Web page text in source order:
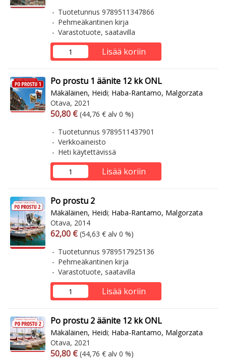
Tuotetunnus 9789511347866
Pehmeäkantinen kirja
Varastotuote, saatavilla
Lisää koriin
Po prostu 1 äänite 12 kk ONL
Mäkäläinen, Heidi; Haba-Rantamo, Malgorzata
Otava, 2021
Arvonlisäverollinen hinta
50,80 € Arvonlisäveroton hinta
(44,76 € alv 0 %)
Tuotetunnus 9789511437901
Verkkoaineisto
Heti käytettävissä
Lisää koriin
Po prostu 2
Mäkäläinen, Heidi; Haba-Rantamo, Malgorzata
Otava, 2014
Arvonlisäverollinen hinta
62,00 € Arvonlisäveroton hinta
(54,63 € alv 0 %)
Tuotetunnus 9789517925136
Pehmeäkantinen kirja
Varastotuote, saatavilla
Lisää koriin
Po prostu 2 äänite 12 kk ONL
Mäkäläinen, Heidi; Haba-Rantamo, Malgorzata
Otava, 2021
Arvonlisäverollinen hinta
50,80 € Arvonlisäveroton hinta
(44,76 € alv 0 %)